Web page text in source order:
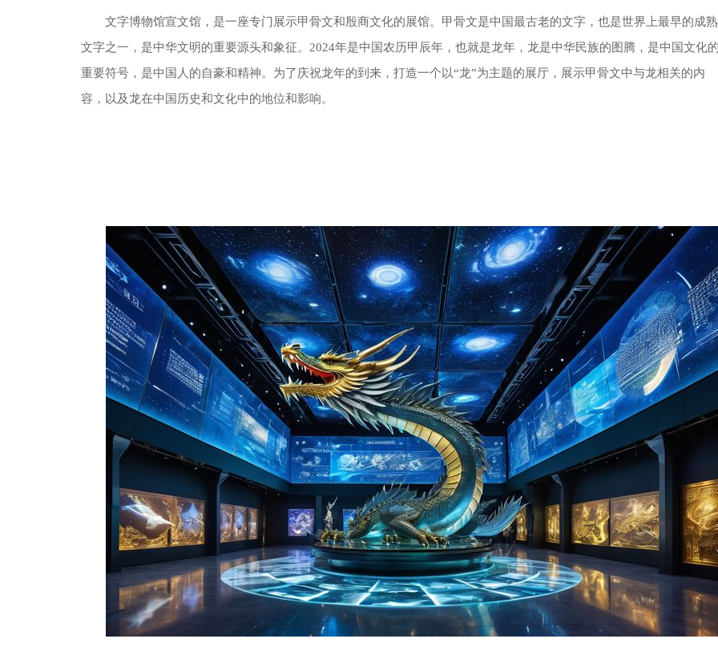
文字博物馆宣文馆，是一座专门展示甲骨文和殷商文化的展馆。甲骨文是中国最古老的文字，也是世界上最早的成熟
文字之一，是中华文明的重要源头和象征。2024年是中国农历甲辰年，也就是龙年，龙是中华民族的图腾，是中国文化
重要符号，是中国人的自豪和精神。为了庆祝龙年的到来，打造一个以“龙”为主题的展厅，展示甲骨文中与龙相关的内
容，以及龙在中国历史和文化中的地位和影响。